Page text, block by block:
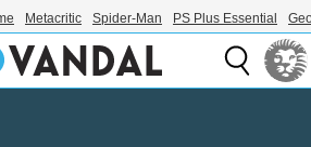
Metacritic Spider-Man PS Plus Essential